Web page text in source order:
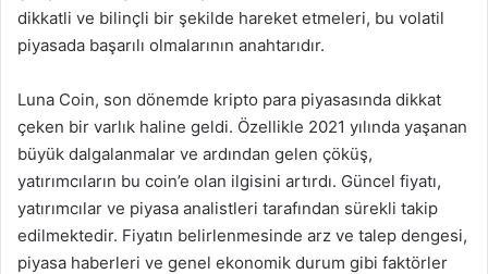
dikkatli ve bilinçli bir şekilde hareket etmeleri, bu volatil
piyasada başarılı olmalarının anahtarıdır.
Luna Coin, son dönemde kripto para piyasasında dikkat
çeken bir varlık haline geldi. Özellikle 2021 yılında yaşanan
büyük dalgalanmalar ve ardından gelen çöküş,
yatırımcıların bu coin’e olan ilgisini artırdı. Güncel fiyatı,
yatırımcılar ve piyasa analistleri tarafından sürekli takip
edilmektedir. Fiyatın belirlenmesinde arz ve talep dengesi,
piyasa haberleri ve genel ekonomik durum gibi faktörler